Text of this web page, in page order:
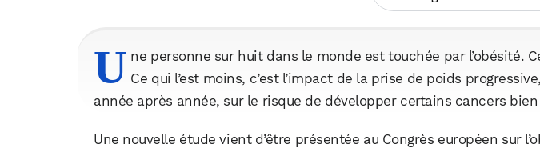
U ne personne sur huit dans le monde est touchée par l’obésité.
Ce qui l’est moins, c’est l’impact de la prise de poids
année après année, sur le risque de développer certains cancers
Une nouvelle étude vient d’être présentée au Congrès européen sur